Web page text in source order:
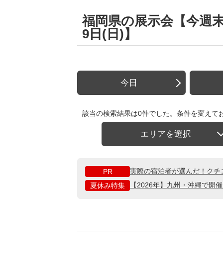
福岡県の展示会【今週
9日(日)】
今日
該当の検索結果は0件でした。条件を変えて
エリアを選択
PR
実際の宿泊者が選んだ！ク
夏休み特集
【2026年】九州・沖縄で開